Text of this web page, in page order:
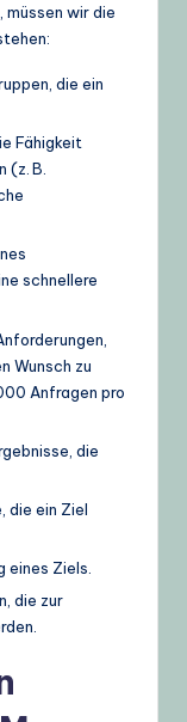
wir die
die ein
Fähigkeit
(z. B.
schnellere
Wunsch zu
Anfragen pro
die
die ein Ziel
eines Ziels.
die zur